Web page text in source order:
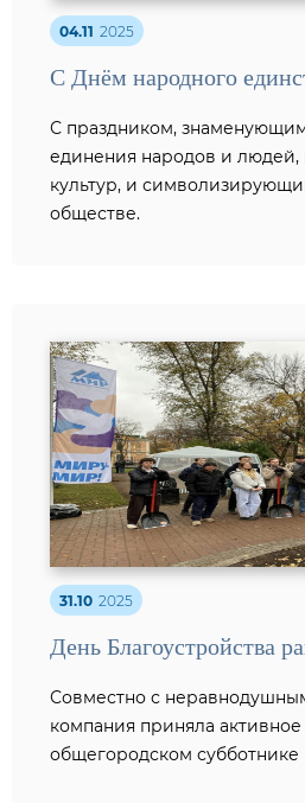
04.11 2025
С Днём народного
С праздником,
единения народов и людей,
культур, и
обществе.
31.10 2025
День Благоустройства
Совместно с
компания приняла
общегородском субботнике